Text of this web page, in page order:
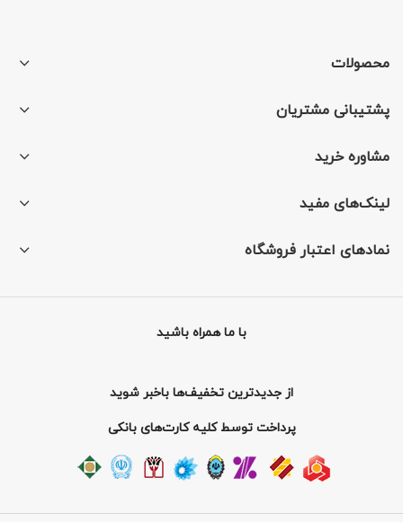
محصولات
پشتیبانی مشتریان
مشاوره خرید
لینک‌های مفید
نمادهای اعتبار فروشگاه
با ما همراه باشید
از جدیدترین تخفیف‌ها باخبر شوید
پرداخت توسط کلیه کارت‌های بانکی